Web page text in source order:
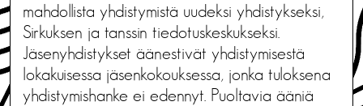
mahdollista yhdistymistä uudeksi yhdistykseksi,
Sirkuksen ja tanssin tiedotuskeskukseksi.
Jäsenyhdistykset äänestivät yhdistymisestä
lokakuisessa jäsenkokouksessa, jonka tuloksena
yhdistymishanke ei edennyt. Puoltavia ääniä